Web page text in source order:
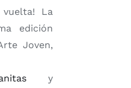
vuelta! La
edición
Joven,
y